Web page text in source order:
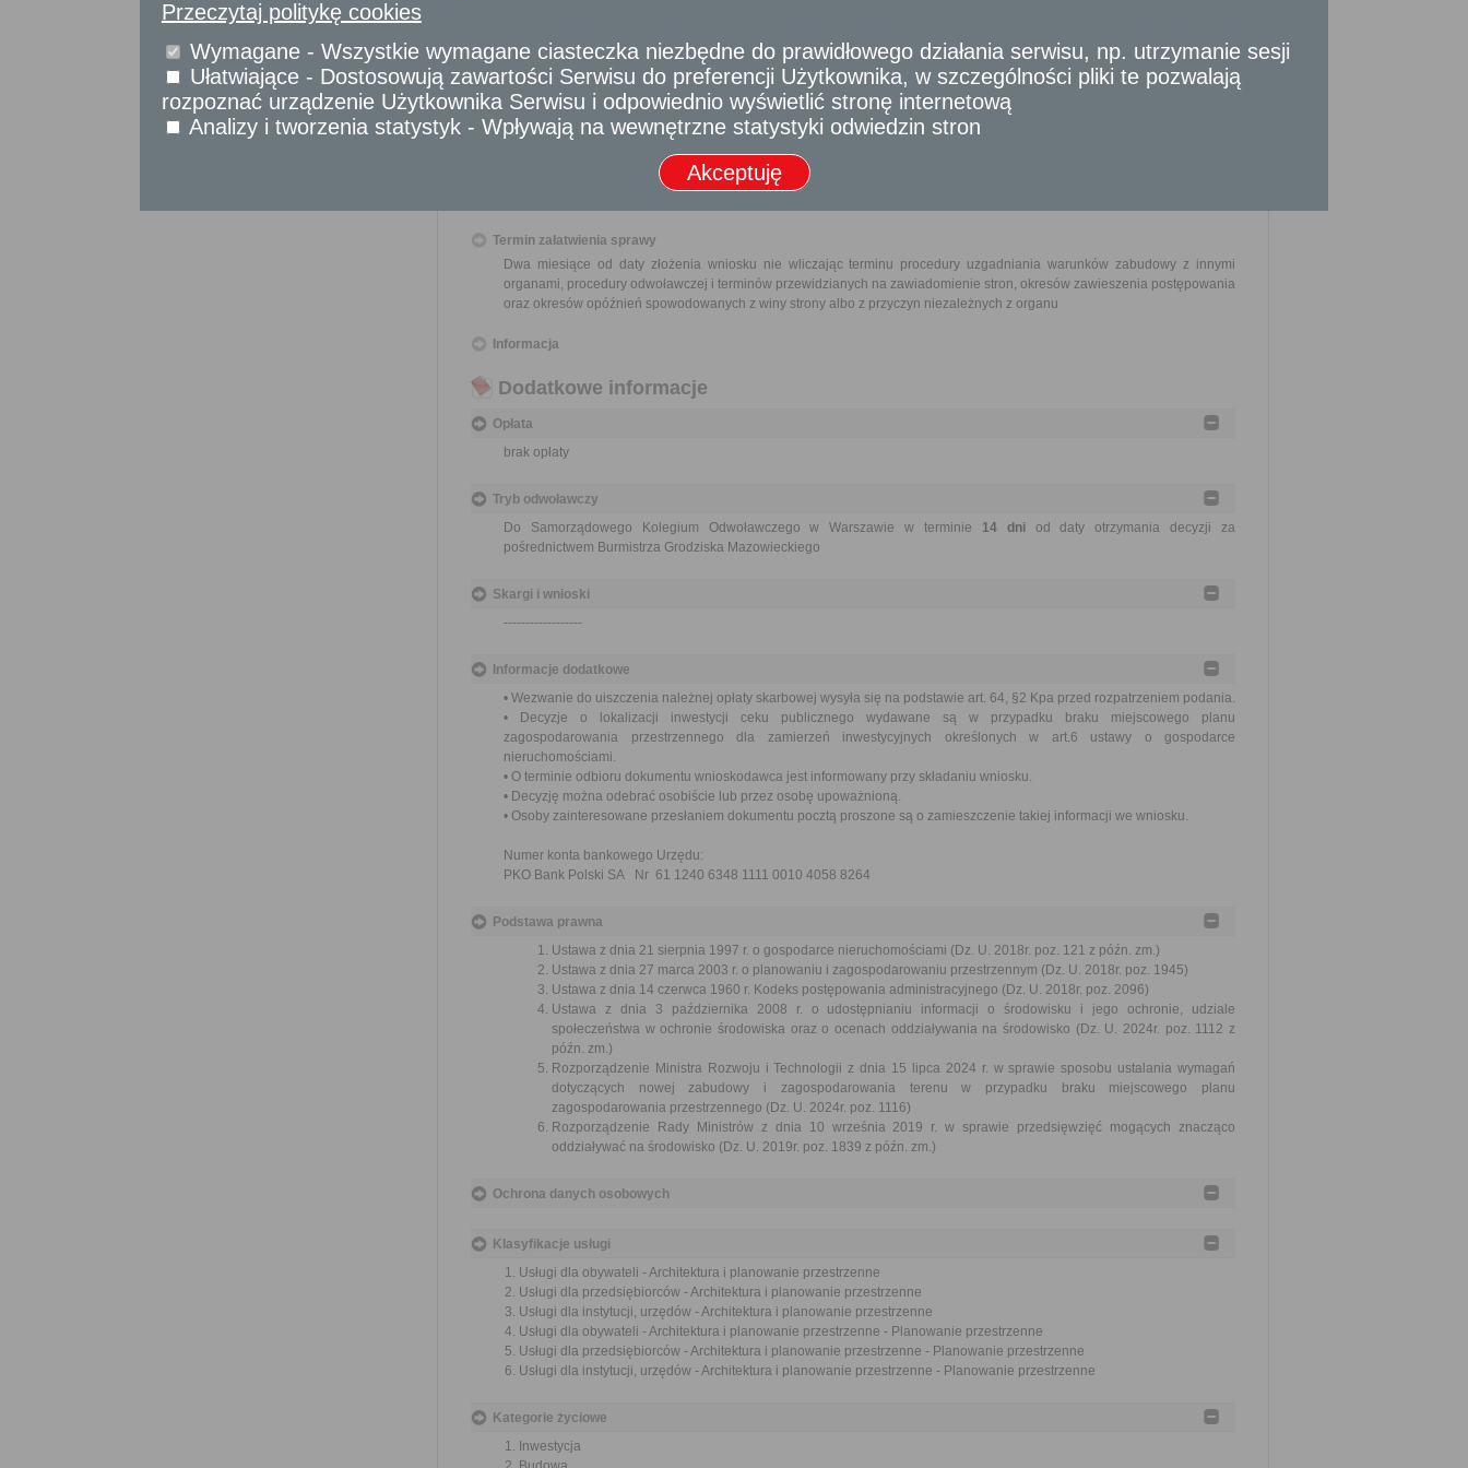
Sprawy komunikacyjne
Sprawy obywatelskie
Udostępnianie informacji publicznej
Urząd Stanu Cywilnego
Usługi
dla przedsiębiorców
1. wniosek – wg wzoru
2. Kopia aktualnej mapy zasadniczej, przyjętej do państwowego zasobu geodezyjnego i kartograficznego w skali 1:500 lub
1:1000 (dla inwestycji liniowych 1:2000) – 1-szy egz. oryginalny, 2-gi egz. z oznaczonym terenem inwestycji a dla inwestycji
kubaturowych szkicowym przedstawieniem zamiaru inwestycyjnego oraz podaniem charakterystycznych wymiarów i
odległości
Termin załatwienia sprawy
Dwa miesiące od daty złożenia wniosku nie wliczając terminu procedury uzgadniania warunków zabudowy z innymi
organami, procedury odwoławczej i terminów przewidzianych na zawiadomienie stron, okresów zawieszenia postępowania
oraz okresów opóźnień spowodowanych z winy strony albo z przyczyn niezależnych z organu
Informacja
Dodatkowe informacje
Opłata
brak opłaty
Tryb odwoławczy
Do Samorządowego Kolegium Odwoławczego w Warszawie w terminie 14 dni od daty otrzymania decyzji za
pośrednictwem Burmistrza Grodziska Mazowieckiego
Skargi i wnioski
------------------
Informacje dodatkowe
• Wezwanie do uiszczenia należnej opłaty skarbowej wysyła się na podstawie art. 64, §2 Kpa przed rozpatrzeniem podania.
• Decyzje o lokalizacji inwestycji ceku publicznego wydawane są w przypadku braku miejscowego planu
zagospodarowania przestrzennego dla zamierzeń inwestycyjnych określonych w art.6 ustawy o gospodarce
nieruchomościami.
• O terminie odbioru dokumentu wnioskodawca jest informowany przy składaniu wniosku.
• Decyzję można odebrać osobiście lub przez osobę upoważnioną.
• Osoby zainteresowane przesłaniem dokumentu pocztą proszone są o zamieszczenie takiej informacji we wniosku.
Numer konta bankowego Urzędu:
PKO Bank Polski SA Nr 61 1240 6348 1111 0010 4058 8264
Podstawa prawna
Ustawa z dnia 21 sierpnia 1997 r. o gospodarce nieruchomościami (Dz. U. 2018r. poz. 121 z późn. zm.)
Ustawa z dnia 27 marca 2003 r. o planowaniu i zagospodarowaniu przestrzennym (Dz. U. 2018r. poz. 1945)
Ustawa z dnia 14 czerwca 1960 r. Kodeks postępowania administracyjnego (Dz. U. 2018r. poz. 2096)
Ustawa z dnia 3 października 2008 r. o udostępnianiu informacji o środowisku i jego ochronie, udziale
społeczeństwa w ochronie środowiska oraz o ocenach oddziaływania na środowisko (Dz. U. 2024r. poz. 1112 z
późn. zm.)
Rozporządzenie Ministra Rozwoju i Technologii z dnia 15 lipca 2024 r. w sprawie sposobu ustalania wymagań
dotyczących nowej zabudowy i zagospodarowania terenu w przypadku braku miejscowego planu
zagospodarowania przestrzennego (Dz. U. 2024r. poz. 1116)
Rozporządzenie Rady Ministrów z dnia 10 września 2019 r. w sprawie przedsięwzięć mogących znacząco
oddziaływać na środowisko (Dz. U. 2019r. poz. 1839 z późn. zm.)
Ochrona danych osobowych
Klasyfikacje usługi
Usługi dla obywateli - Architektura i planowanie przestrzenne
Usługi dla przedsiębiorców - Architektura i planowanie przestrzenne
Usługi dla instytucji, urzędów - Architektura i planowanie przestrzenne
Usługi dla obywateli - Architektura i planowanie przestrzenne - Planowanie przestrzenne
Usługi dla przedsiębiorców - Architektura i planowanie przestrzenne - Planowanie przestrzenne
Usługi dla instytucji, urzędów - Architektura i planowanie przestrzenne - Planowanie przestrzenne
Kategorie życiowe
Inwestycja
Przeczytaj politykę cookies
Wymagane - Wszystkie wymagane ciasteczka niezbędne do prawidłowego działania serwisu, np. utrzymanie sesji
Ułatwiające - Dostosowują zawartości Serwisu do preferencji Użytkownika, w szczególności pliki te pozwalają
rozpoznać urządzenie Użytkownika Serwisu i odpowiednio wyświetlić stronę internetową
Analizy i tworzenia statystyk - Wpływają na wewnętrzne statystyki odwiedzin stron
Akceptuję